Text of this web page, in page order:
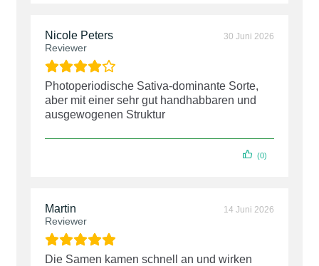
Nicole Peters
Reviewer
30 Juni 2026
Photoperiodische Sativa-dominante Sorte,
aber mit einer sehr gut handhabbaren und
ausgewogenen Struktur
(0)
Martin
Reviewer
14 Juni 2026
Die Samen kamen schnell an und wirken